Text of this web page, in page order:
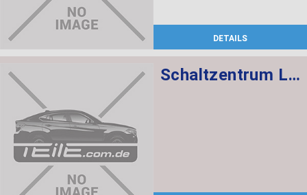
DETAILS
Schaltzentrum Lenksäule